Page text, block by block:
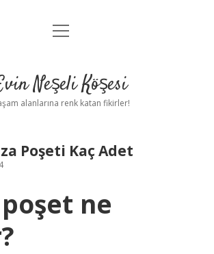
Anasayfa
Yasal Uyarı
menüyü
Neşeli Köşesi
alanlarına renk katan fikirler!
Poşeti Kaç Adet
ne